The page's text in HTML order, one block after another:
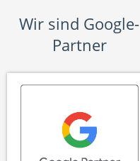
Wir sind Google-
Partner